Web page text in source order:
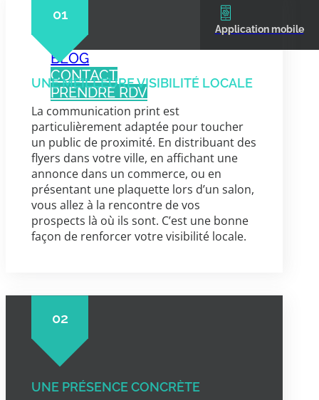
Application mobile
BLOG
CONTACT
PRENDRE RDV
01
UNE MEILLEURE VISIBILITÉ LOCALE
La communication print est
particulièrement adaptée pour toucher
un public de proximité. En distribuant des
flyers dans votre ville, en affichant une
annonce dans un commerce, ou en
présentant une plaquette lors d’un salon,
vous allez à la rencontre de vos
prospects là où ils sont. C’est une bonne
façon de renforcer votre visibilité locale.
02
UNE PRÉSENCE CONCRÈTE